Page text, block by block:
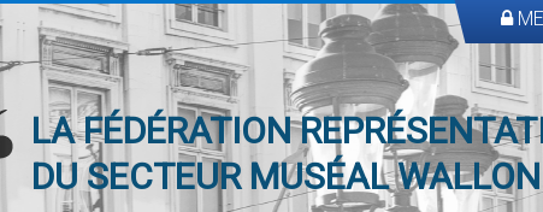
LA FÉDÉRATION
DU SECTEUR MUSÉAL WALLON